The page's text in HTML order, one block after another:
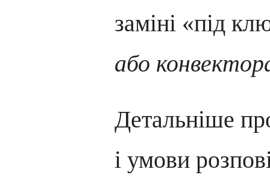
заміні «під
або
Детальніше
і умови